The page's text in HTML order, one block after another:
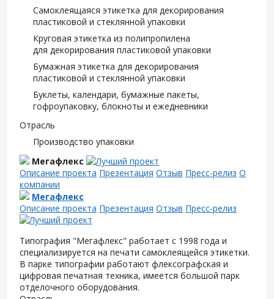
Самоклеящаяся этикетка для декорирования
пластиковой и стеклянной упаковки
Круговая этикетка из полипропилена
для декорирования пластиковой упаковки
Бумажная этикетка для декорирования
пластиковой и стеклянной упаковки
Буклеты, календари, бумажные пакеты,
гофроупаковку, блокноты и ежедневники
Отрасль
Производство упаковки
Мегафлекс
Описание проекта Презентация Отзыв Пресс-релиз О
компании
Мегафлекс
Описание проекта Презентация Отзыв Пресс-релиз
Типография "Мегафлекс" работает с 1998 года и
специализируется на печати самоклеящейся этикетки.
В парке типографии работают флексографская и
цифровая печатная техника, имеется большой парк
отделочного оборудования.